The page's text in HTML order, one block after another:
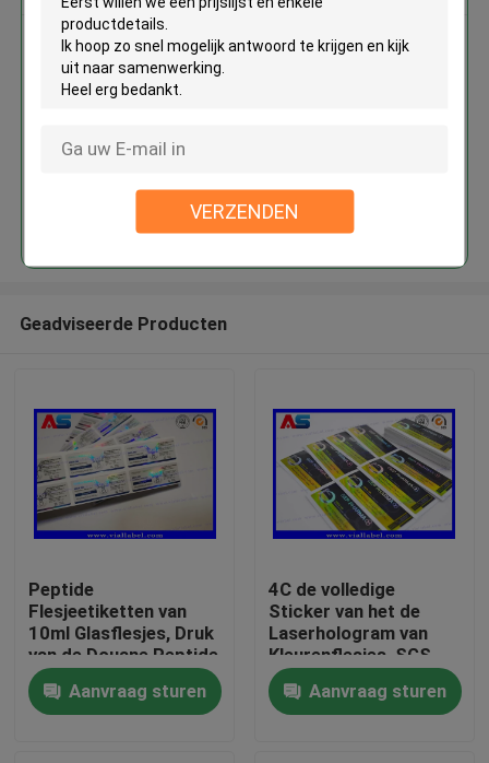
VERZENDEN
Huis
Producten
Zelfklevende peptiden BPC-
etiketten voor glazen flacons
Afdrukken van 2ml-flesje / 10ml-
Doorgaan
Geadviseerde Producten
Peptide
Flesjeetiketten van
10ml Glasflesjes, Druk
van de Douane Peptide
Sticker
Aanvraag sturen
4C de volledige
Sticker van het de
Laserhologram van
Kleurenflesjes, SGS
die Flessenetiketten
drukkenAanvraag sturen